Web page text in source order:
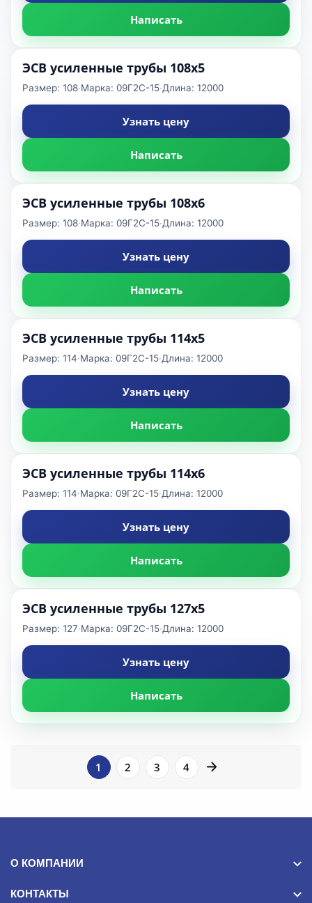
Написать
ЭСВ усиленные трубы 108x5
Размер: 108·Марка: 09Г2С-15·Длина: 12000
Узнать цену
Написать
ЭСВ усиленные трубы 108x6
Размер: 108·Марка: 09Г2С-15·Длина: 12000
Узнать цену
Написать
ЭСВ усиленные трубы 114x5
Размер: 114·Марка: 09Г2С-15·Длина: 12000
Узнать цену
Написать
ЭСВ усиленные трубы 114x6
Размер: 114·Марка: 09Г2С-15·Длина: 12000
Узнать цену
Написать
ЭСВ усиленные трубы 127x5
Размер: 127·Марка: 09Г2С-15·Длина: 12000
Узнать цену
Написать
1 2 3 4
О КОМПАНИИ
КОНТАКТЫ